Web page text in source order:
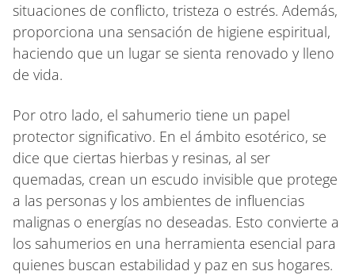
situaciones de conflicto, tristeza o estrés. Además,
proporciona una sensación de higiene espiritual,
haciendo que un lugar se sienta renovado y lleno
de vida.
Por otro lado, el sahumerio tiene un papel
protector significativo. En el ámbito esotérico, se
dice que ciertas hierbas y resinas, al ser
quemadas, crean un escudo invisible que protege
a las personas y los ambientes de influencias
malignas o energías no deseadas. Esto convierte a
los sahumerios en una herramienta esencial para
quienes buscan estabilidad y paz en sus hogares.